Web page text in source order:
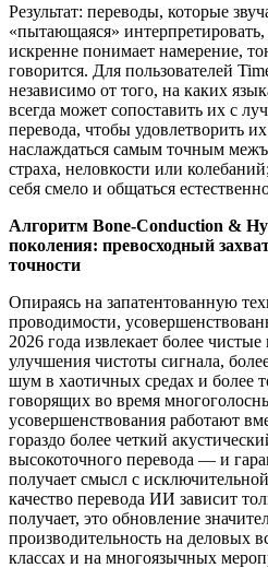
Результат: переводы, которые
«пытающаяся» интерпретировать,
искренне понимает намерение,
говорится. Для пользователей
независимо от того, на каких
всегда может сопоставить их с
перевода, чтобы удовлетворить
наслаждаться самым точным
страха, неловкости или
себя смело и общаться
Алгоритм Bone-Conduction &
поколения: превосходный
точности
Опираясь на запатентованную
проводимости,
2026 года извлекает более
улучшения чистоты сигнала,
шум в хаотичных средах и более
говорящих во время
усовершенствования работают
гораздо более четкий
высокоточного перевода — и
получает смысл с
качество перевода ИИ зависит
получает, это обновление
производительность на деловых
классах и на многоязычных